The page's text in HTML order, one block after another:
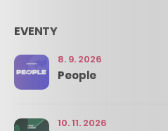
EVENTY
8. 9. 2026
People
10. 11. 2026